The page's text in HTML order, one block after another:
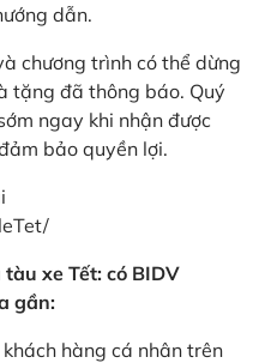
dẫn.
chương trình có thể dừng
tặng đã thông báo. Quý
ngay khi nhận được
bảo quyền lợi.
xe Tết: có BIDV
gần:
hàng cá nhân trên